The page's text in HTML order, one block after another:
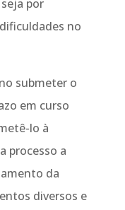
por
no
submeter o
em curso
lo à
processo a
da
diversos e